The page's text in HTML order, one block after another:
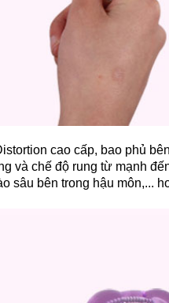
cao cấp, bao phủ
và chế độ rung từ mạnh
sâu bên trong hậu môn,...